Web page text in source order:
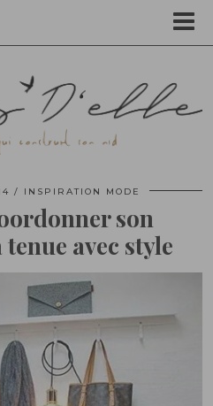
INSPIRATION MODE
son
avec style